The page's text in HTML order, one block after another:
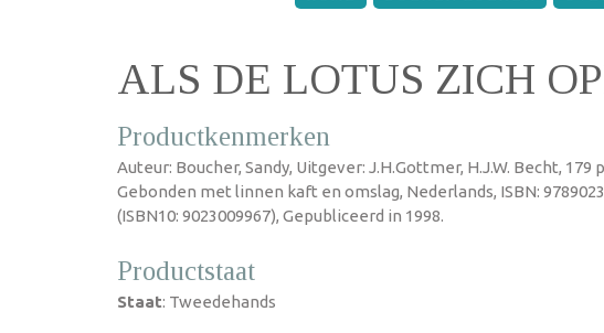
ALS DE LOTUS ZICH
Productkenmerken
Auteur: Boucher, Sandy, Uitgever: J.H.Gottmer, H.J.W. Becht, 179
Gebonden met linnen kaft en omslag, Nederlands, ISBN:
(ISBN10: 9023009967), Gepubliceerd in 1998.
Productstaat
Staat: Tweedehands